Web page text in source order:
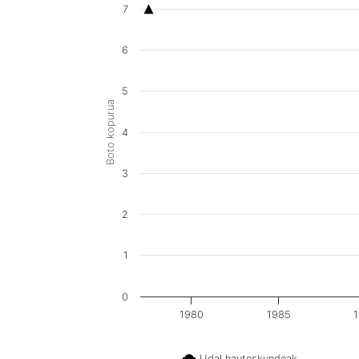
Boto kopurua
1980 1985
0
1
2
3
4
5
6
7